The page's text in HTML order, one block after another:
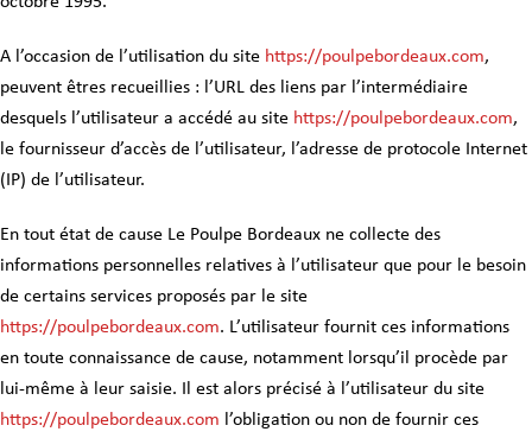
A l’occasion de l’utilisation du site https://poulpebordeaux.com,
peuvent êtres recueillies : l’URL des liens par l’intermédiaire
desquels l’utilisateur a accédé au site https://poulpebordeaux.com,
le fournisseur d’accès de l’utilisateur, l’adresse de protocole Internet
(IP) de l’utilisateur.
En tout état de cause Le Poulpe Bordeaux ne collecte des
informations personnelles relatives à l’utilisateur que pour le besoin
de certains services proposés par le site
https://poulpebordeaux.com. L’utilisateur fournit ces informations
en toute connaissance de cause, notamment lorsqu’il procède par
lui-même à leur saisie. Il est alors précisé à l’utilisateur du site
https://poulpebordeaux.com l’obligation ou non de fournir ces